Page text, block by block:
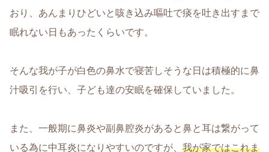
おり、あんまりひどいと咳き込み嘔吐で痰を吐き出すまで
眠れない日もあったくらいです。
そんな我が子が白色の鼻水で寝苦しそうな日は積極的に鼻
汁吸引を行い、子ども達の安眠を確保していました。
また、一般期に鼻炎や副鼻腔炎があると鼻と耳は繋がって
いる為に中耳炎になりやすいのですが、 我が家ではこれま